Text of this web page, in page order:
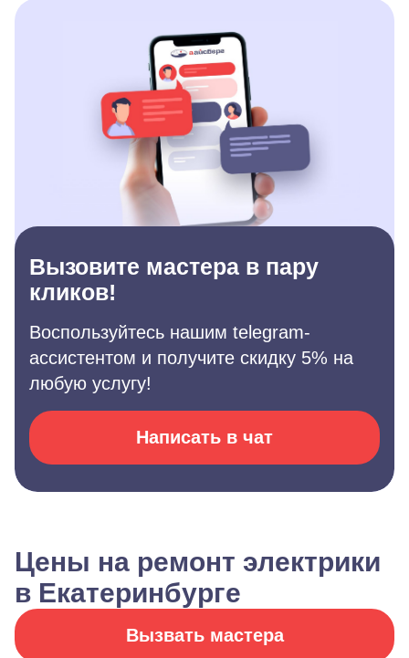
Вызовите мастера в пару
кликов!
Воспользуйтесь нашим telegram-
ассистентом и получите скидку 5% на
любую услугу!
Написать в чат
Цены на ремонт электрики
в Екатеринбурге
Вызвать мастера